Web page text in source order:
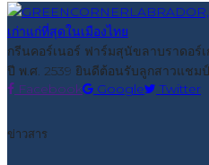
กรีนคอร์เนอร์ ฟาร์มสุนัขลาบราดอร์
ปี พ.ศ. 2539 ยินดีต้อนรับลูกสาวแช
Facebook
Google Twitter
ข่าวสาร